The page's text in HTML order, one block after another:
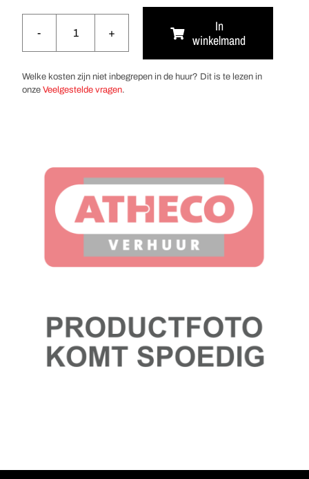
Kantinetafel
aantal
In
winkelmand
Welke kosten zijn niet inbegrepen in de huur? Dit is te lezen in
onze Veelgestelde vragen.